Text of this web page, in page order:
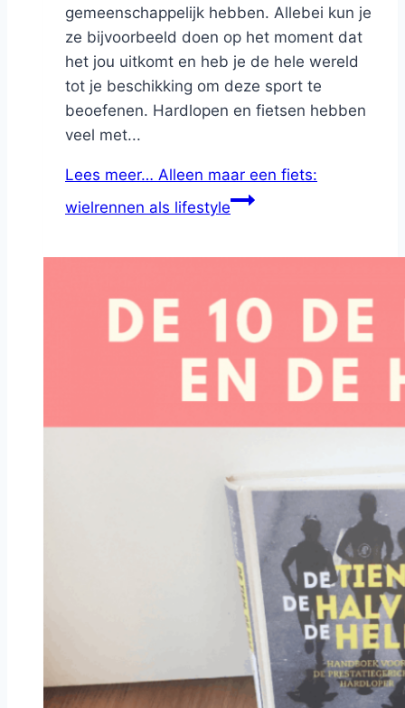
gemeenschappelijk hebben. Allebei kun je
ze bijvoorbeeld doen op het moment dat
het jou uitkomt en heb je de hele wereld
tot je beschikking om deze sport te
beoefenen. Hardlopen en fietsen hebben
veel met...
Lees meer… Alleen maar een fiets:
wielrennen als lifestyle